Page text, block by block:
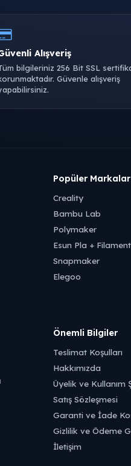
Alışveriş
bilgileriniz 256 Bit SSL
Güvenle alışveriş
Popüler Markalar
Creality
Bambu Lab
Polymaker
Esun Pla + Filament
Snapmaker
Elegoo
Önemli Bilgiler
Teslimat Koşulları
Hakkımızda
Üyelik ve Kullanım
Satış Sözleşmesi
Garanti ve İade
Gizlilik ve Ödeme
İletişim